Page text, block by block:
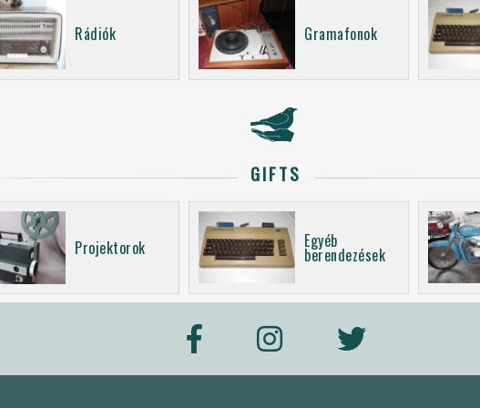
Rádiók Gramafonok
GIFTS
Projektorok Egyéb
berendezések